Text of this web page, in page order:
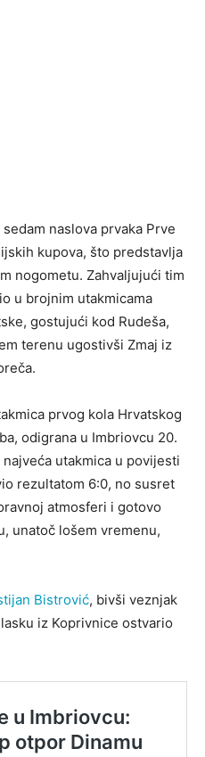
naslova prvaka Prve
kupova, što predstavlja
nogometu. Zahvaljujući tim
u brojnim utakmicama
gostujući kod Rudeša,
terenu ugostivši Zmaj iz
prvog kola Hrvatskog
odigrana u Imbriovcu 20.
utakmica u povijesti
rezultatom 6:0, no susret
atmosferi i gotovo
unatoč lošem vremenu,
Bistrović, bivši veznjak
iz Koprivnice ostvario